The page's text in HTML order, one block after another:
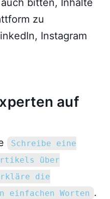
bitten, Inhalte
zu
Instagram
auf
Schreibe eine
Artikels über
die
Worten .